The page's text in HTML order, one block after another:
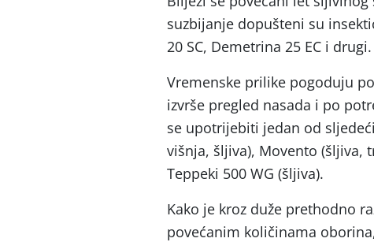
suzbijanje dopušteni su
20 SC, Demetrina 25 EC i drugi.
Vremenske prilike pogoduju
izvrše pregled nasada i po
se upotrijebiti jedan od
višnja, šljiva), Movento (šljiva,
Teppeki 500 WG (šljiva).
Kako je kroz duže prethodno
povećanim količinama